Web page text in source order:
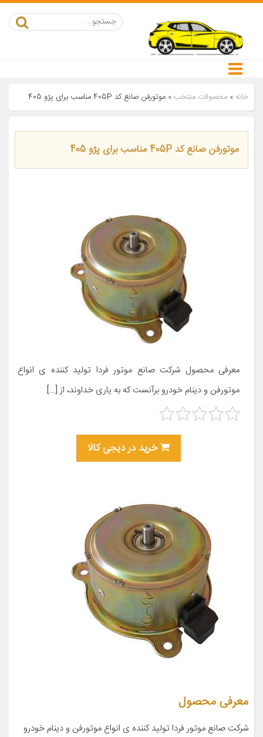
خانه » محصولات منتخب » موتورفن صانع کد 405P مناسب برای پژو 405
موتورفن صانع کد 405P مناسب برای پژو 405
معرفی محصول شرکت صانع موتور فردا تولید کننده ی انواع
موتورفن و دینام خودرو برآنست که به ياری خداوند، از […]
خرید در دیجی کالا
معرفی محصول
شرکت صانع موتور فردا تولید کننده ی انواع موتورفن و دینام خودرو